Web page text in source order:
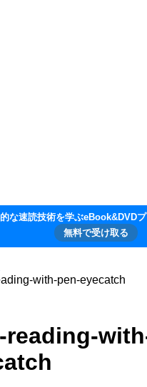
な速読技術を学ぶeBook&DVDプ
無料で受け取る
with-pen-eyecatch
reading-